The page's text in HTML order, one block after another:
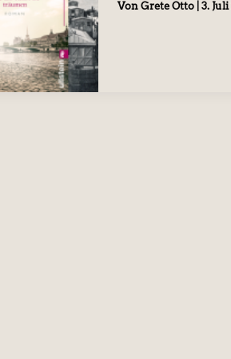
Von Grete Otto 3. Juli